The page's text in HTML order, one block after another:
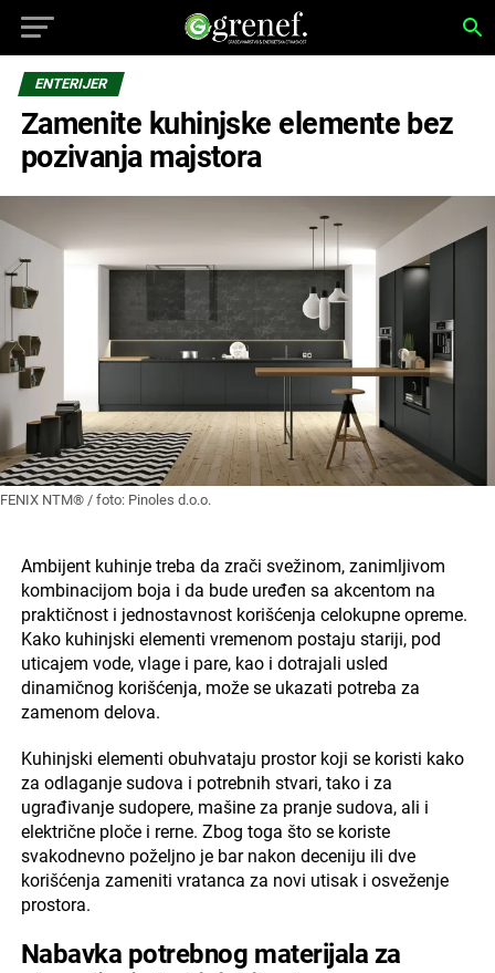
ENTERIJER
Zamenite kuhinjske elemente bez
pozivanja majstora
FENIX NTM® / foto: Pinoles d.o.o.
Ambijent kuhinje treba da zrači svežinom, zanimljivom
kombinacijom boja i da bude uređen sa akcentom na
praktičnost i jednostavnost korišćenja celokupne opreme.
Kako kuhinjski elementi vremenom postaju stariji, pod
uticajem vode, vlage i pare, kao i dotrajali usled
dinamičnog korišćenja, može se ukazati potreba za
zamenom delova.
Kuhinjski elementi obuhvataju prostor koji se koristi kako
za odlaganje sudova i potrebnih stvari, tako i za
ugrađivanje sudopere, mašine za pranje sudova, ali i
električne ploče i rerne. Zbog toga što se koriste
svakodnevno poželjno je bar nakon deceniju ili dve
korišćenja zameniti vratanca za novi utisak i osveženje
prostora.
Nabavka potrebnog materijala za